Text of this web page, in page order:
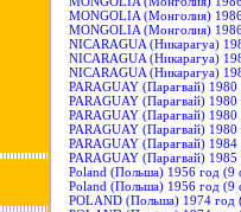
MONGOLIA (Монголия)
MONGOLIA (Монголия)
NICARAGUA (Никарагуа)
NICARAGUA (Никарагуа)
NICARAGUA (Никарагуа)
PARAGUAY (Парагвай) 1980
PARAGUAY (Парагвай)
PARAGUAY (Парагвай)
PARAGUAY (Парагвай)
PARAGUAY (Парагвай)
PARAGUAY (Парагвай)
Poland (Польша) 1956 год (9
Poland (Польша) 1956 год (9
POLAND (Польша) 1974